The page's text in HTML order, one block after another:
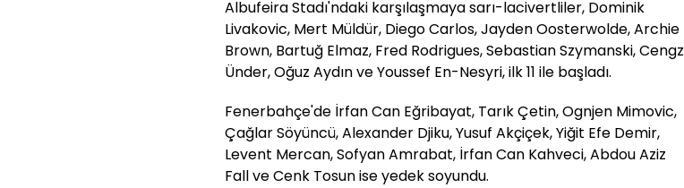
Albufeira Stadı'ndaki karşılaşmaya sarı-lacivertliler, Dominik
Livakovic, Mert Müldür, Diego Carlos, Jayden Oosterwolde, Archie
Brown, Bartuğ Elmaz, Fred Rodrigues, Sebastian Szymanski, Cengz
Ünder, Oğuz Aydın ve Youssef En-Nesyri, ilk 11 ile başladı.
Fenerbahçe'de İrfan Can Eğribayat, Tarık Çetin, Ognjen Mimovic,
Çağlar Söyüncü, Alexander Djiku, Yusuf Akçiçek, Yiğit Efe Demir,
Levent Mercan, Sofyan Amrabat, İrfan Can Kahveci, Abdou Aziz
Fall ve Cenk Tosun ise yedek soyundu.